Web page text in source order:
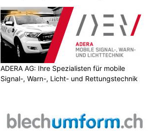
ADERA AG: Ihre Spezialisten für mobile
Signal-, Warn-, Licht- und Rettungstechnik